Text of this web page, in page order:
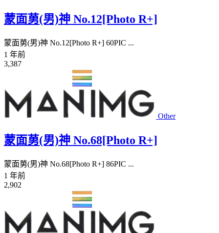
蒙面莮(男)神 No.12[Photo R+]
蒙面莮(男)神 No.12[Photo R+] 60PIC ...
1 年前
3,387
Other
蒙面莮(男)神 No.68[Photo R+]
蒙面莮(男)神 No.68[Photo R+] 86PIC ...
1 年前
2,902